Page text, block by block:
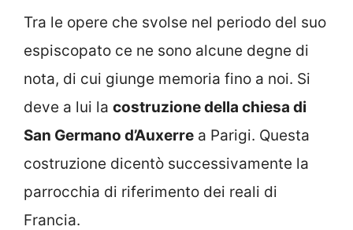
Tra le opere che svolse nel periodo del suo
espiscopato ce ne sono alcune degne di
nota, di cui giunge memoria fino a noi. Si
deve a lui la costruzione della chiesa di
San Germano d’Auxerre a Parigi. Questa
costruzione dicentò successivamente la
parrocchia di riferimento dei reali di
Francia.